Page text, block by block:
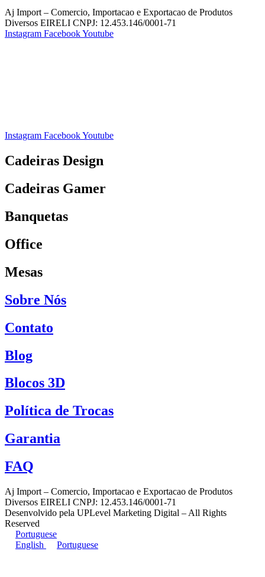
Aj Import – Comercio, Importacao e Exportacao de Produtos
Diversos EIRELI CNPJ: 12.453.146/0001-71
Instagram FacebookYoutube
Instagram FacebookYoutube
Cadeiras Design
Cadeiras Gamer
Banquetas
Office
Mesas
Sobre Nós
Contato
Blog
Blocos 3D
Política de Trocas
Garantia
FAQ
Aj Import – Comercio, Importacao e Exportacao de Produtos
Diversos EIRELI CNPJ: 12.453.146/0001-71
Desenvolvido pela UPLevel Marketing Digital – All Rights
Reserved
Portuguese
English
Portuguese